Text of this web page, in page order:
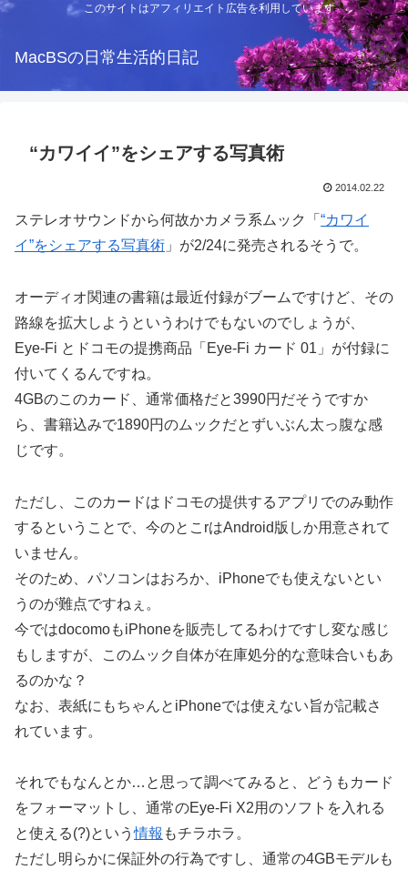
このサイトはアフィリエイト広告を利用しています
MacBSの日常生活的日記
“カワイイ”をシェアする写真術
2014.02.22
ステレオサウンドから何故かカメラ系ムック「 “カワイ
イ”をシェアする写真術 」が2/24に発売されるそうで。
オーディオ関連の書籍は最近付録がブームですけど、その
路線を拡大しようというわけでもないのでしょうが、
Eye-Fi とドコモの提携商品「Eye-Fi カード 01」が付録に
付いてくるんですね。
4GBのこのカード、通常価格だと3990円だそうですか
ら、書籍込みで1890円のムックだとずいぶん太っ腹な感
じです。
ただし、このカードはドコモの提供するアプリでのみ動作
するということで、今のとこrはAndroid版しか用意されて
いません。
そのため、パソコンはおろか、iPhoneでも使えないとい
うのが難点ですねぇ。
今ではdocomoもiPhoneを販売してるわけですし変な感じ
もしますが、このムック自体が在庫処分的な意味合いもあ
るのかな？
なお、表紙にもちゃんとiPhoneでは使えない旨が記載さ
れています。
それでもなんとか…と思って調べてみると、どうもカード
をフォーマットし、通常のEye-Fi X2用のソフトを入れる
と使える(?)という情報 もチラホラ。
ただし明らかに保証外の行為ですし、通常の4GBモデルも